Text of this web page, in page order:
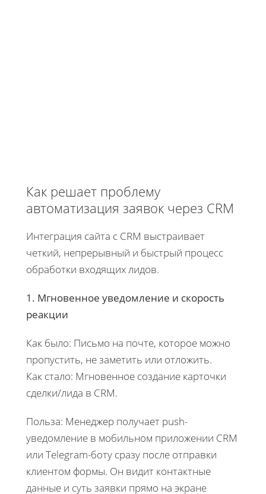
Как решает проблему
автоматизация заявок через CRM
Интеграция сайта с CRM выстраивает
четкий, непрерывный и быстрый процесс
обработки входящих лидов.
1. Мгновенное уведомление и скорость
реакции
Как было: Письмо на почте, которое можно
пропустить, не заметить или отложить.
Как стало: Мгновенное создание карточки
сделки/лида в CRM.
Польза: Менеджер получает push-
уведомление в мобильном приложении CRM
или Telegram-боту сразу после отправки
клиентом формы. Он видит контактные
данные и суть заявки прямо на экране